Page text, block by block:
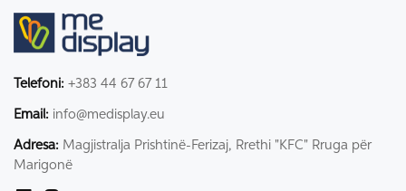
Telefoni: +383 44 67 67 11
Email: info@medisplay.eu
Adresa: Magjistralja Prishtinë-Ferizaj, Rrethi "KFC" Rruga për
Marigonë